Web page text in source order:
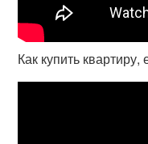
Как купить